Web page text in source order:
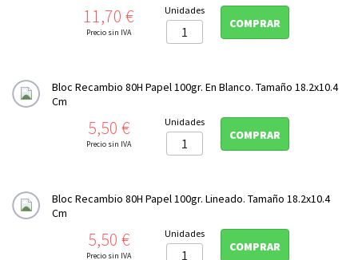
Hahnemühle DiaryFlex
CONSERVACIÓN
PERFILES ICC
Precio
11,70 €
Precio sin IVA
Unidades
COMPRAR
Bloc Recambio 80H Papel 100gr. En Blanco. Tamaño 18.2x10.4
Cm
Precio5,50 €
Precio sin IVA
Unidades
COMPRAR
Bloc Recambio 80H Papel 100gr. Lineado. Tamaño 18.2x10.4
Cm
Precio5,50 €
Precio sin IVA
Unidades
COMPRAR